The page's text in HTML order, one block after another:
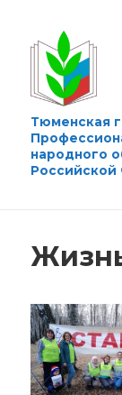
Тюменская
народного